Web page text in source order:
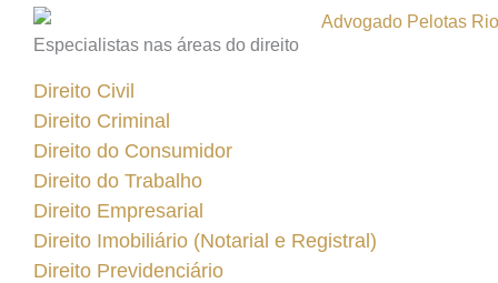
Especialistas nas áreas do direito
Direito Civil
Direito Criminal
Direito do Consumidor
Direito do Trabalho
Direito Empresarial
Direito Imobiliário (Notarial e Registral)
Direito Previdenciário